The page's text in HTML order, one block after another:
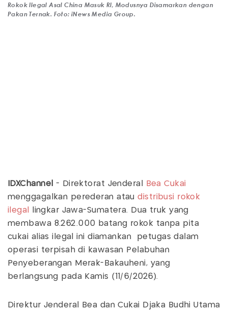
Rokok Ilegal Asal China Masuk RI, Modusnya Disamarkan dengan
Pakan Ternak. Foto: iNews Media Group.
IDXChannel - Direktorat Jenderal
Bea Cukai
menggagalkan perederan ataudistribusi rokok
ilegal
lingkar Jawa-Sumatera. Dua truk yang
membawa 8.262.000 batang rokok tanpa pita
cukai alias ilegal ini diamankan petugas dalam
operasi terpisah di kawasan Pelabuhan
Penyeberangan Merak-Bakauheni, yang
berlangsung pada Kamis (11/6/2026).
Direktur Jenderal Bea dan Cukai Djaka Budhi Utama